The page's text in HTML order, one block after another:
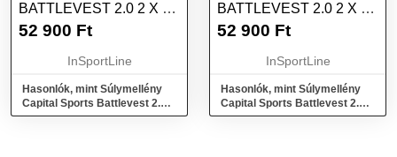
BATTLEVEST 2.0 2 X 4
KG - ZÖLD
52 900 Ft
InSportLine
Hasonlók, mint Súlymellény
Capital Sports Battlevest 2.0 2
x 4 kg - zöld
BATTLEVEST 2.0 2 X 4
KG - KÉK
52 900 Ft
InSportLine
Hasonlók, mint Súlymellény
Capital Sports Battlevest 2.0 2
x 4 kg - kék